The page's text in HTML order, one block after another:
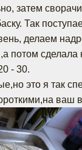
затем
Так
делаем
потом
- 30.
это я так
ваш